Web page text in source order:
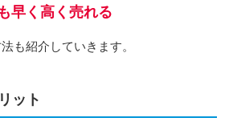
早く高く売れる
も紹介していきます。
ット